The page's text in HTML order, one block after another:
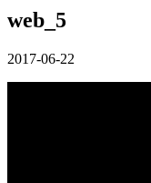
web_5
2017-06-22